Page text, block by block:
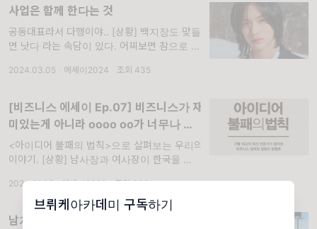
브뤼케아카데미 구독하기
사업은 함께 한다는 것
공동대표라서 다행이야.. [상황] 백지장도 맞들
면 낫다 라는 속담이 있다. 어찌보면 참으로 백
있는 것도 아니고, 돈을 벌어 본 경험이 있는것
2024.03.05 에세이2024 조회 435
[비즈니스 에세이 Ep.07] 비즈니스가 재
미있는게 아니라 oooo oo가 너무나 재
미있다.
<아이디어 불패의 법칙>으로 살펴보는 우리의
이야기. [상황] 남사장과 여사장이 한국을 방문
그 파트너스는 여러번 이야기 했지만 여사장과
남사장은 독일에서, A씨와 B씨는 한국에서 창
업을
2024.01.05 · 에세이2023 · 조회 330
남자한테 참 좋은데 설명할 방법이 없네